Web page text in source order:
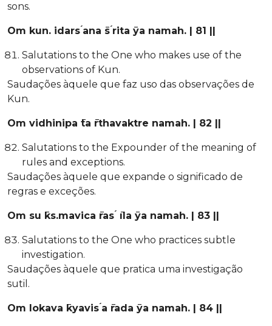
sons.
Om kun. idars ́ana ̄s ́rita ̄ya namah. | 81 ||
Salutations to the One who makes use of the
observations of Kun.
Saudações àquele que faz uso das observações de
Kun.
Om vidhinipa ̄ta ̄rthavaktre namah. | 82 ||
Salutations to the Expounder of the meaning of
rules and exceptions.
Saudações àquele que expande o significado de
regras e exceções.
Om su ̄ks.mavica ̄ras ́ ̄ıla ̄ya namah. | 83 ||
Salutations to the One who practices subtle
investigation.
Saudações àquele que pratica uma investigação
sutil.
Om lokava ̄kyavis ́a ̄rada ̄ya namah. | 84 ||